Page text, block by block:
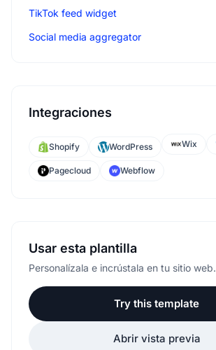
TikTok feed widget
Social media aggregator
Integraciones
Shopify WordPress Wix
Pagecloud Webflow
Usar esta plantilla
Personalízala e incrústala en tu sitio web.
Try this template
Abrir vista previa